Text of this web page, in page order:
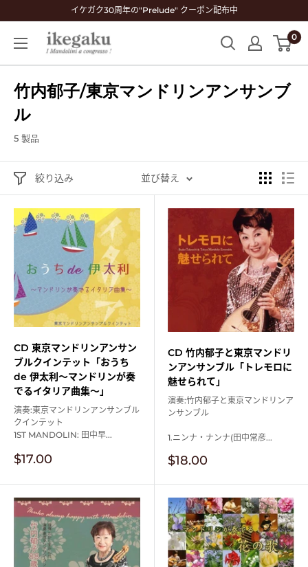
ン
イケガク30周年の"Prelude" クーポン配布中
Mandolin
&
Shop
0
竹内郁子/東京マンドリンアンサンブ
ル
5 製品
絞り込み 並び替え
CD 東京マンドリンアンサン
ブルクインテット「おうち
de 伊太利～マンドリンが奏
でるイタリア曲集～」
演奏:東京マンドリンアンサンブル
クインテット
1ST MANDOLIN: 田中早...
販
価
格
$17.00
CD 竹内郁子と東京マンドリ
ンアンサンブル「トレモロに
魅せられて」
演奏:竹内郁子と東京マンドリンア
ンサンブル
1.ニンナ・ナンナ(田中常彦...
販
価
格
$18.00